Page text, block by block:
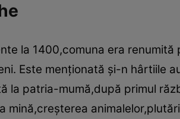
la 1400,comuna era
Este menţionată şi-n hârtiile
la patria-mumă,după primul
mină,creşterea